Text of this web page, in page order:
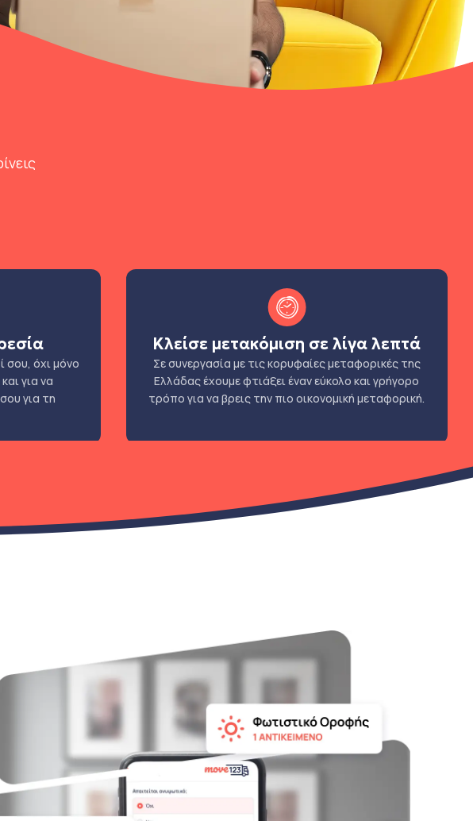
σου, όχι μόνο
για να
για τη
Κλείσε μετακόμιση σε λίγα λεπτά
Σε συνεργασία με τις κορυφαίες μεταφορικές της
Ελλάδας έχουμε φτιάξει έναν εύκολο και γρήγορο
τρόπο για να βρεις την πιο οικονομική μεταφορική.